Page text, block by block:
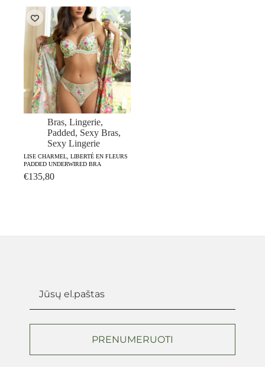
Bras, Lingerie,
Padded, Sexy Bras,
Sexy Lingerie
LISE CHARMEL, LIBERTÉ EN FLEURS
PADDED UNDERWIRED BRA
€135,80
PRENUMERUOTI